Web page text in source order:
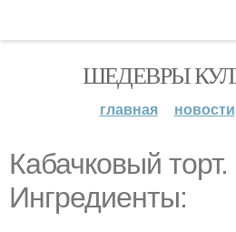
ШЕДЕВРЫ
главная новости
Кабачковый торт.
Ингредиенты: